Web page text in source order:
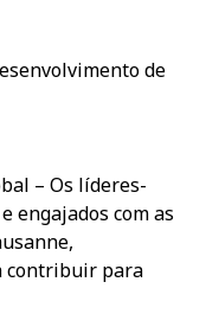
de
– Os líderes-
engajados com as
contribuir para